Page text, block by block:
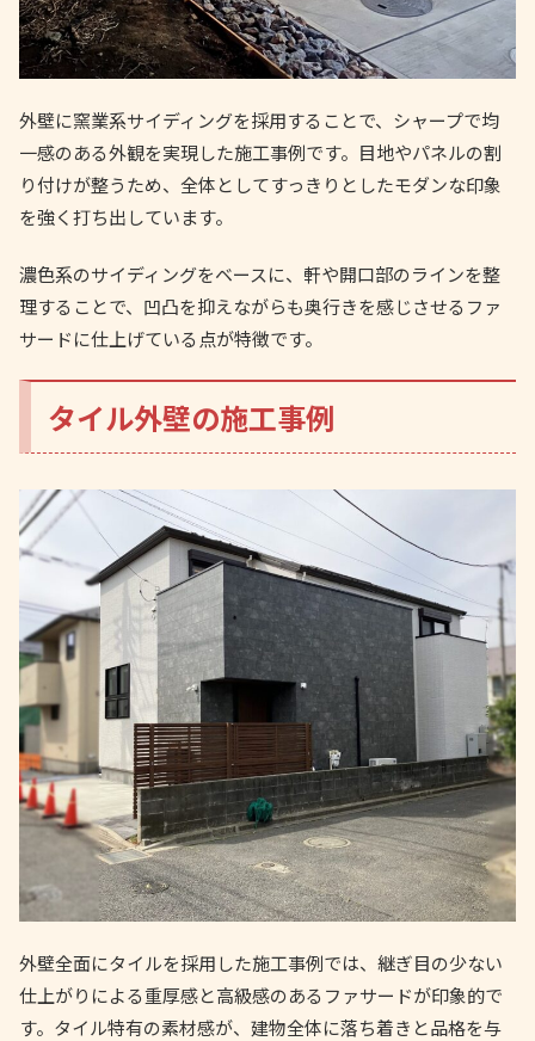
外壁に窯業系サイディングを採用することで、シャープで均
一感のある外観を実現した施工事例です。目地やパネルの割
り付けが整うため、全体としてすっきりとしたモダンな印象
を強く打ち出しています。
濃色系のサイディングをベースに、軒や開口部のラインを整
理することで、凹凸を抑えながらも奥行きを感じさせるファ
サードに仕上げている点が特徴です。
タイル外壁の施工事例
外壁全面にタイルを採用した施工事例では、継ぎ目の少ない
仕上がりによる重厚感と高級感のあるファサードが印象的で
す。タイル特有の素材感が、建物全体に落ち着きと品格を与